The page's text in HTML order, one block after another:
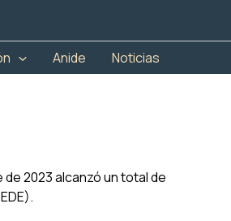
Anide Noticias
2023 alcanzó un total de